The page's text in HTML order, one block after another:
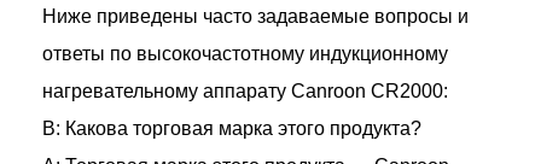
Ниже приведены часто задаваемые вопросы и
ответы по высокочастотному индукционному
нагревательному аппарату Canroon CR2000:
В: Какова торговая марка этого продукта?